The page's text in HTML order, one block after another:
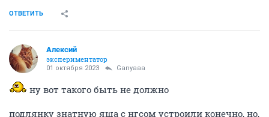
ОТВЕТИТЬ
Алексий
экспериментатор
01 октября 2023 Ganyaaa
ну вот такого быть не должно
подлянку знатную яша с нгсом устроили конечно, но,